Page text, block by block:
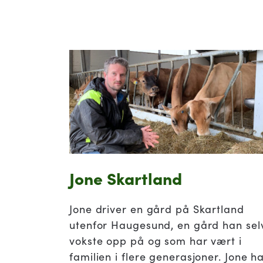
Jone Skartland
Jone driver en gård på Skartland
utenfor Haugesund, en gård han
vokste opp på og som har vært i
familien i flere generasjoner. Jone